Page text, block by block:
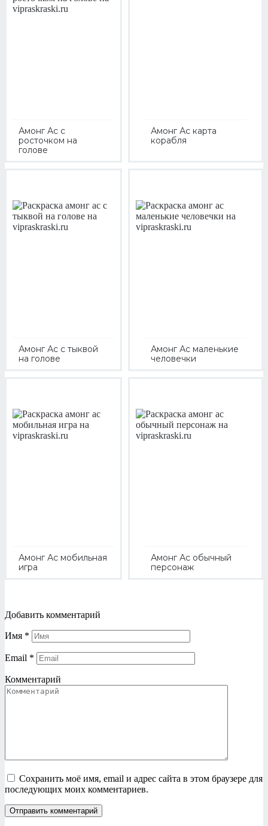
Амонг Ас с
росточком на
голове
Амонг Ас карта
корабля
Амонг Ас с тыквой
на голове
Амонг Ас маленькие
человечки
Амонг Ас мобильная
игра
Амонг Ас обычный
персонаж
Добавить комментарий
Имя *
Email *
Комментарий
Сохранить моё имя, email и адрес сайта в этом браузере для
последующих моих комментариев.